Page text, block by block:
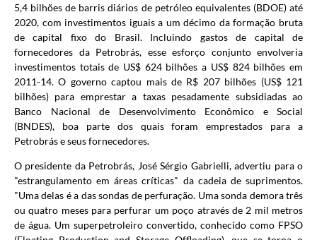
5,4 bilhões de barris diários de petróleo equivalentes (BDOE) até
2020, com investimentos iguais a um décimo da formação bruta
de capital fixo do Brasil. Incluindo gastos de capital de
fornecedores da Petrobrás, esse esforço conjunto envolveria
investimentos totais de US$ 624 bilhões a US$ 824 bilhões em
2011-14. O governo captou mais de R$ 207 bilhões (US$ 121
bilhões) para emprestar a taxas pesadamente subsidiadas ao
Banco Nacional de Desenvolvimento Econômico e Social
(BNDES), boa parte dos quais foram emprestados para a
Petrobrás e seus fornecedores.
O presidente da Petrobrás, José Sérgio Gabrielli, advertiu para o
"estrangulamento em áreas críticas" da cadeia de suprimentos.
"Uma delas é a das sondas de perfuração. Uma sonda demora três
ou quatro meses para perfurar um poço através de 2 mil metros
de água. Um superpetroleiro convertido, conhecido como FPSO